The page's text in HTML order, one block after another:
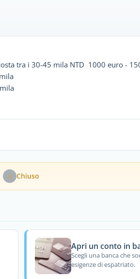
tra i 30-45 mila NTD 1000 euro -
Chiuso
Apri un conto in
Scegli una banca che
esigenze di espatriato.